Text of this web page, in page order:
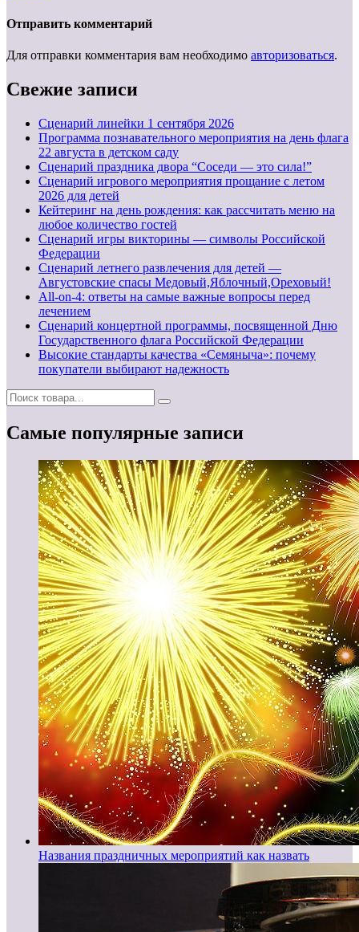
Отправить комментарий
Для отправки комментария вам необходимо авторизоваться.
Свежие записи
Cценарий линейки 1 сентября 2026
Программа познавательного мероприятия на день флага
22 августа в детском саду
Сценарий праздника двора “Соседи — это сила!”
Сценарий игрового мероприятия прощание с летом
2026 для детей
Кейтеринг на день рождения: как рассчитать меню на
любое количество гостей
Сценарий игры викторины — символы Российской
Федерации
Сценарий летнего развлечения для детей —
Августовские спасы Медовый,Яблочный,Ореховый!
All-on-4: ответы на самые важные вопросы перед
лечением
Сценарий концертной программы, посвященной Дню
Государственного флага Российской Федерации
Высокие стандарты качества «Семяныча»: почему
покупатели выбирают надежность
Самые популярные записи
Названия праздничных мероприятий как назвать